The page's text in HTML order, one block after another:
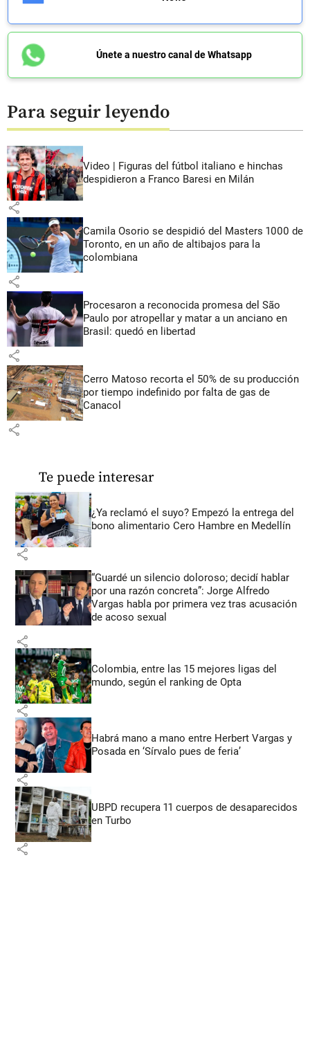
Únete a nuestro canal de Whatsapp
Para seguir leyendo
Video | Figuras del fútbol italiano e hinchas
despidieron a Franco Baresi en Milán
share
Camila Osorio se despidió del Masters 1000 de
Toronto, en un año de altibajos para la
colombiana
share
Procesaron a reconocida promesa del São
Paulo por atropellar y matar a un anciano en
Brasil: quedó en libertad
share
Cerro Matoso recorta el 50% de su producción
por tiempo indefinido por falta de gas de
Canacol
share
Te puede interesar
¿Ya reclamó el suyo? Empezó la entrega del
bono alimentario Cero Hambre en Medellín
share
“Guardé un silencio doloroso; decidí hablar
por una razón concreta”: Jorge Alfredo
Vargas habla por primera vez tras acusación
de acoso sexual
share
Colombia, entre las 15 mejores ligas del
mundo, según el ranking de Opta
share
Habrá mano a mano entre Herbert Vargas y
Posada en ‘Sírvalo pues de feria’
share
UBPD recupera 11 cuerpos de desaparecidos
en Turbo
share